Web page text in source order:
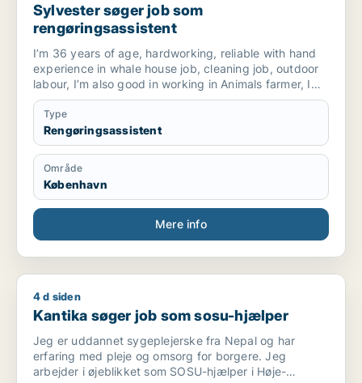
Sylvester søger job som
rengøringsassistent
I’m 36 years of age, hardworking, reliable with hand
experience in whale house job, cleaning job, outdoor
labour, I’m also good in working in Animals farmer, I
have done vocational training in Veterinary’s, I’m
physical fit to work in any environment.
I’m quick to learn and follow saft instructions
carefully, I’m available for work 90 hrs per month
since I’m still a student, but for now I can work full
time.
But if I can be given a student contract I will really
appreciate.
Type
Rengøringsassistent
Område
København
Mere info
Kantika søger job som sosu-hjælper
4 d siden
Kantika søger job som sosu-hjælper
Jeg er uddannet sygeplejerske fra Nepal og har
erfaring med pleje og omsorg for borgere. Jeg
arbejder i øjeblikket som SOSU-hjælper i Høje-